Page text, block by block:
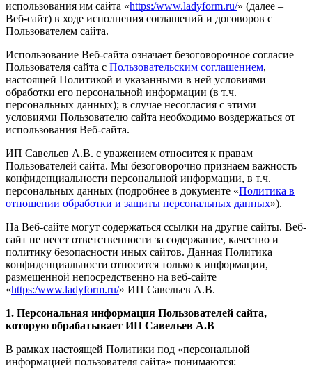
использования им сайта «https:/www.ladyform.ru/» (далее –
Веб-сайт) в ходе исполнения соглашений и договоров с
Пользователем сайта.
Использование Веб-сайта означает безоговорочное согласие
Пользователя сайта с Пользовательским соглашением,
настоящей Политикой и указанными в ней условиями
обработки его персональной информации (в т.ч.
персональных данных); в случае несогласия с этими
условиями Пользователю сайта необходимо воздержаться от
использования Веб-сайта.
ИП Савельев А.В. с уважением относится к правам
Пользователей сайта. Мы безоговорочно признаем важность
конфиденциальности персональной информации, в т.ч.
персональных данных (подробнее в документе «Политика в
отношении обработки и защиты персональных данных»).
На Веб-сайте могут содержаться ссылки на другие сайты. Веб-
сайт не несет ответственности за содержание, качество и
политику безопасности иных сайтов. Данная Политика
конфиденциальности относится только к информации,
размещенной непосредственно на веб-сайте
«https:/www.ladyform.ru/» ИП Савельев А.В.
1. Персональная информация Пользователей сайта,
которую обрабатывает ИП Савельев А.В
В рамках настоящей Политики под «персональной
информацией пользователя сайта» понимаются: